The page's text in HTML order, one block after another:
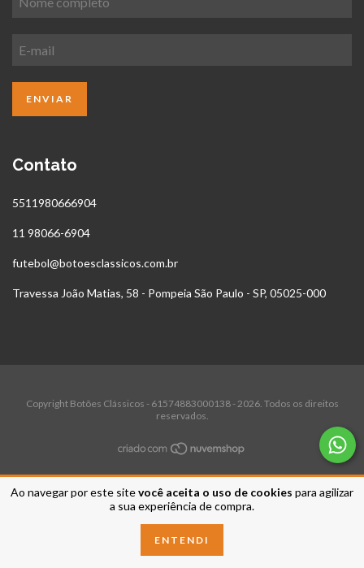
Ao navegar por este sitevocê aceita o uso de cookies para agilizar
a sua experiência de compra.
ENTENDI
Contato
5511980666904
11 98066-6904
futebol@botoesclassicos.com.br
Travessa João Matias, 58 - Pompeia São Paulo - SP, 05025-000
Copyright Botões Clássicos - 61574883000138 - 2026. Todos os direitos
reservados.